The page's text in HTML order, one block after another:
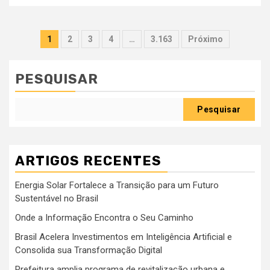
Paginação
conteúdos
1 2 3 4 … 3.163 Próximo
PESQUISAR
Pesquisar
ARTIGOS RECENTES
Energia Solar Fortalece a Transição para um Futuro
Sustentável no Brasil
Onde a Informação Encontra o Seu Caminho
Brasil Acelera Investimentos em Inteligência Artificial e
Consolida sua Transformação Digital